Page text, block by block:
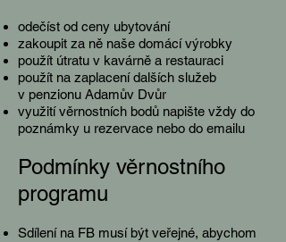
odečíst od ceny ubytování
zakoupit za ně naše domácí výrobky
použít útratu v kavárně a restauraci
použít na zaplacení dalších služeb
v penzionu Adamův Dvůr
využití věrnostních bodů napište vždy do
poznámky u rezervace nebo do emailu
Podmínky věrnostního
programu
Sdílení na FB musí být veřejné, abychom